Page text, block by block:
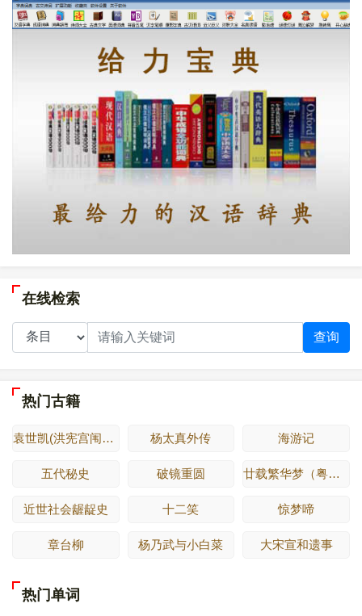
在线检索
查询
热门古籍
袁世凯(洪宪宫闱艳史演义) 杨太真外传 海游记
五代秘史 破镜重圆 廿载繁华梦（粤东繁华梦）
近世社会龌龊史 十二笑 惊梦啼
章台柳 杨乃武与小白菜 大宋宣和遗事
热门单词